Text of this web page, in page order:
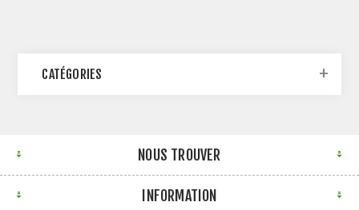
CATÉGORIES
NOUS TROUVER
INFORMATION